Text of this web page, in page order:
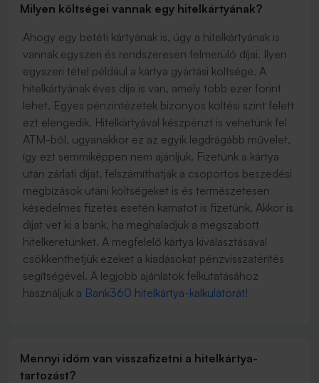
Milyen költségei vannak egy hitelkártyának?
Ahogy egy betéti kártyának is, úgy a hitelkártyának is
vannak egyszeri és rendszeresen felmerülő díjai. Ilyen
egyszeri tétel például a kártya gyártási költsége. A
hitelkártyának éves díja is van, amely több ezer forint
lehet. Egyes pénzintézetek bizonyos költési szint felett
ezt elengedik. Hitelkártyával készpénzt is vehetünk fel
ATM-ből, ugyanakkor ez az egyik legdrágább művelet,
így ezt semmiképpen nem ajánljuk. Fizetünk a kártya
után zárlati díjat, felszámíthatják a csoportos beszedési
megbízások utáni költségeket is és természetesen
késedelmes fizetés esetén kamatot is fizetünk. Akkor is
díjat vet ki a bank, ha meghaladjuk a megszabott
hitelkeretünket. A megfelelő kártya kiválasztásával
csökkenthetjük ezeket a kiadásokat pénzvisszatérítés
segítségével. A legjobb ajánlatok felkutatásához
használjuk a Bank360 hitelkártya-kalkulátorát!
Mennyi időm van visszafizetni a hitelkártya-
tartozást?